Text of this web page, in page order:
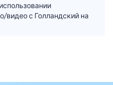
видео с Голландский на